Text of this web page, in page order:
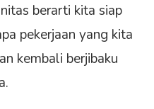
berarti kita siap
pekerjaan yang kita
kembali berjibaku